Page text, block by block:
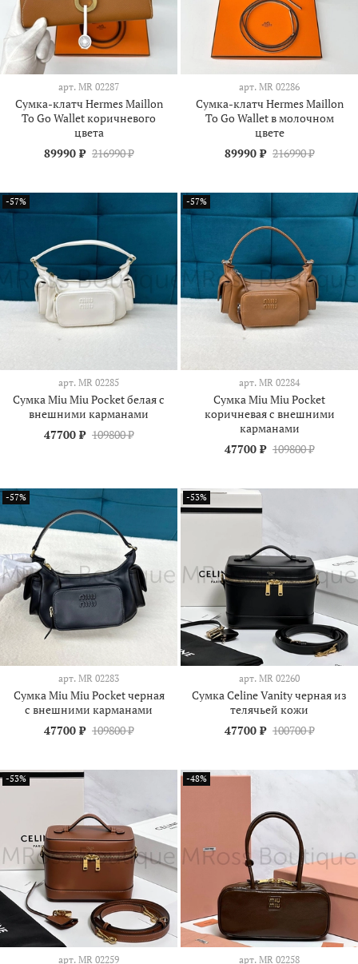
арт. МR 02287
Сумка-клатч Hermes Maillon
To Go Wallet коричневого
цвета
89990 ₽ 216990 ₽
арт. МR 02286
Сумка-клатч Hermes Maillon
To Go Wallet в молочном
цвете
89990 ₽ 216990 ₽
-57%
арт. МR 02285
Сумка Miu Miu Pocket белая с
внешними карманами
47700 ₽ 109800 ₽
-57%
арт. МR 02284
Сумка Miu Miu Pocket
коричневая с внешними
карманами
47700 ₽ 109800 ₽
-57%
арт. МR 02283
Сумка Miu Miu Pocket черная
с внешними карманами
47700 ₽ 109800 ₽
-53%
арт. МR 02260
Сумка Celine Vanity черная из
телячьей кожи
47700 ₽ 100700 ₽
-53%
арт. МR 02259
-48%
арт. МR 02258